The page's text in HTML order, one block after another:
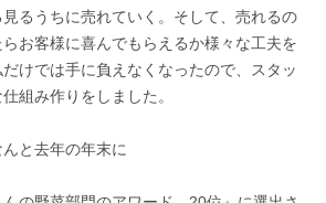
るうちに売れていく。そして、売れるの
お客様に喜んでもらえるか様々な工夫を
けでは手に負えなくなったので、スタッ
組み作りをしました。
と去年の年末に